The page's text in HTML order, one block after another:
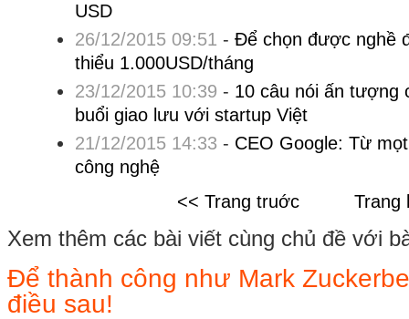
USD
26/12/2015 09:51 - Để chọn được nghề
thiểu 1.000USD/tháng
23/12/2015 10:39 - 10 câu nói ấn tượng
buổi giao lưu với startup Việt
21/12/2015 14:33 - CEO Google: Từ
công nghệ
<< Trang truớc
Trang
Xem thêm các bài viết cùng chủ đề với
Để thành công như Mark
điều sau!